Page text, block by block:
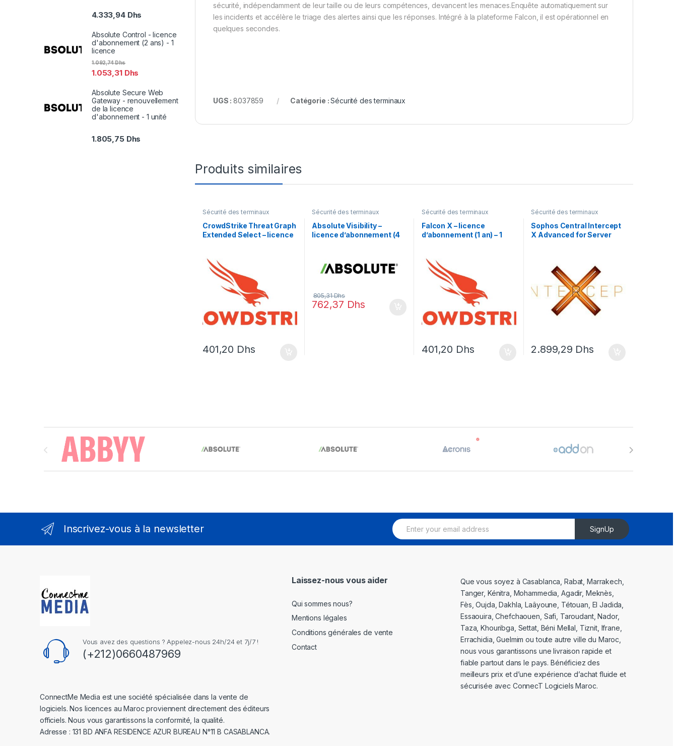
sécurité, indépendamment de leur taille ou de leurs compétences, devancent les menaces.Enquête automatiquement sur
les incidents et accélère le triage des alertes ainsi que les réponses. Intégré à la plateforme Falcon, il est opérationnel en
quelques secondes.
UGS :8037859 Catégorie :Sécurité des terminaux
Produits similaires
Sécurité des terminaux
CrowdStrike Threat Graph
Extended Select – licence
401,20 Dhs
Sécurité des terminaux
Absolute Visibility –
licence d’abonnement (4
762,37 Dhs
805,31Dhs
Sécurité des terminaux
Falcon X – licence
d’abonnement (1 an) – 1
401,20 Dhs
Sécurité des terminaux
Sophos Central Intercept
X Advanced for Server
mois) – 1 serveur
2.899,29 Dhs
4.333,94 Dhs
Absolute Control - licence
d'abonnement (2 ans) - 1
licence
1.053,31 Dhs
1.092,74Dhs
Absolute Secure Web
Gateway - renouvellement
de la licence
d'abonnement - 1 unité
1.805,75 Dhs
Brands Carousel
Inscrivez-vous à la newsletter
E
m
SignUp
Vous avez des questions ? Appelez-nous 24h/24 et 7j/7 !
(+212)0660487969
ConnectMe Media est une société spécialisée dans la vente de
logiciels. Nos licences au Maroc proviennent directement des éditeurs
officiels. Nous vous garantissons la conformité, la qualité.
Adresse : 131 BD ANFA RESIDENCE AZUR BUREAU N°11 B CASABLANCA.
Laissez-nous vous aider
Qui sommes nous?
Mentions légales
Conditions générales de vente
Contact
Que vous soyez à Casablanca, Rabat, Marrakech,
Tanger, Kénitra, Mohammedia, Agadir, Meknès,
Fès, Oujda, Dakhla, Laâyoune, Tétouan, El Jadida,
Essaouira, Chefchaouen, Safi, Taroudant, Nador,
Taza, Khouribga, Settat, Béni Mellal, Tiznit, Ifrane,
Errachidia, Guelmim ou toute autre ville du Maroc,
nous vous garantissons une livraison rapide et
fiable partout dans le pays. Bénéficiez des
meilleurs prix et d’une expérience d’achat fluide et
sécurisée avec ConnecT Logiciels Maroc.